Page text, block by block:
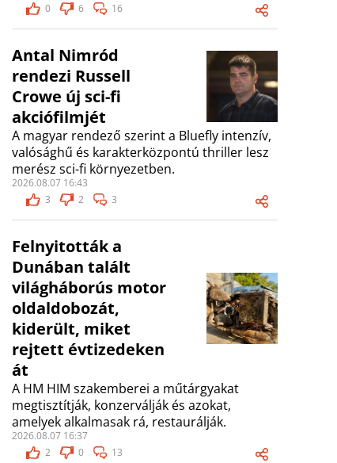
0
6 16
Antal Nimród
rendezi Russell
Crowe új sci-fi
akciófilmjét
A magyar rendező szerint a Bluefly intenzív,
valósághű és karakterközpontú thriller lesz
merész sci-fi környezetben.
2026.08.07 16:43
3
2 3
Felnyitották a
Dunában talált
világháborús motor
oldaldobozát,
kiderült, miket
rejtett évtizedeken
át
A HM HIM szakemberei a műtárgyakat
megtisztítják, konzerválják és azokat,
amelyek alkalmasak rá, restaurálják.
2026.08.07 16:37
2
0 13